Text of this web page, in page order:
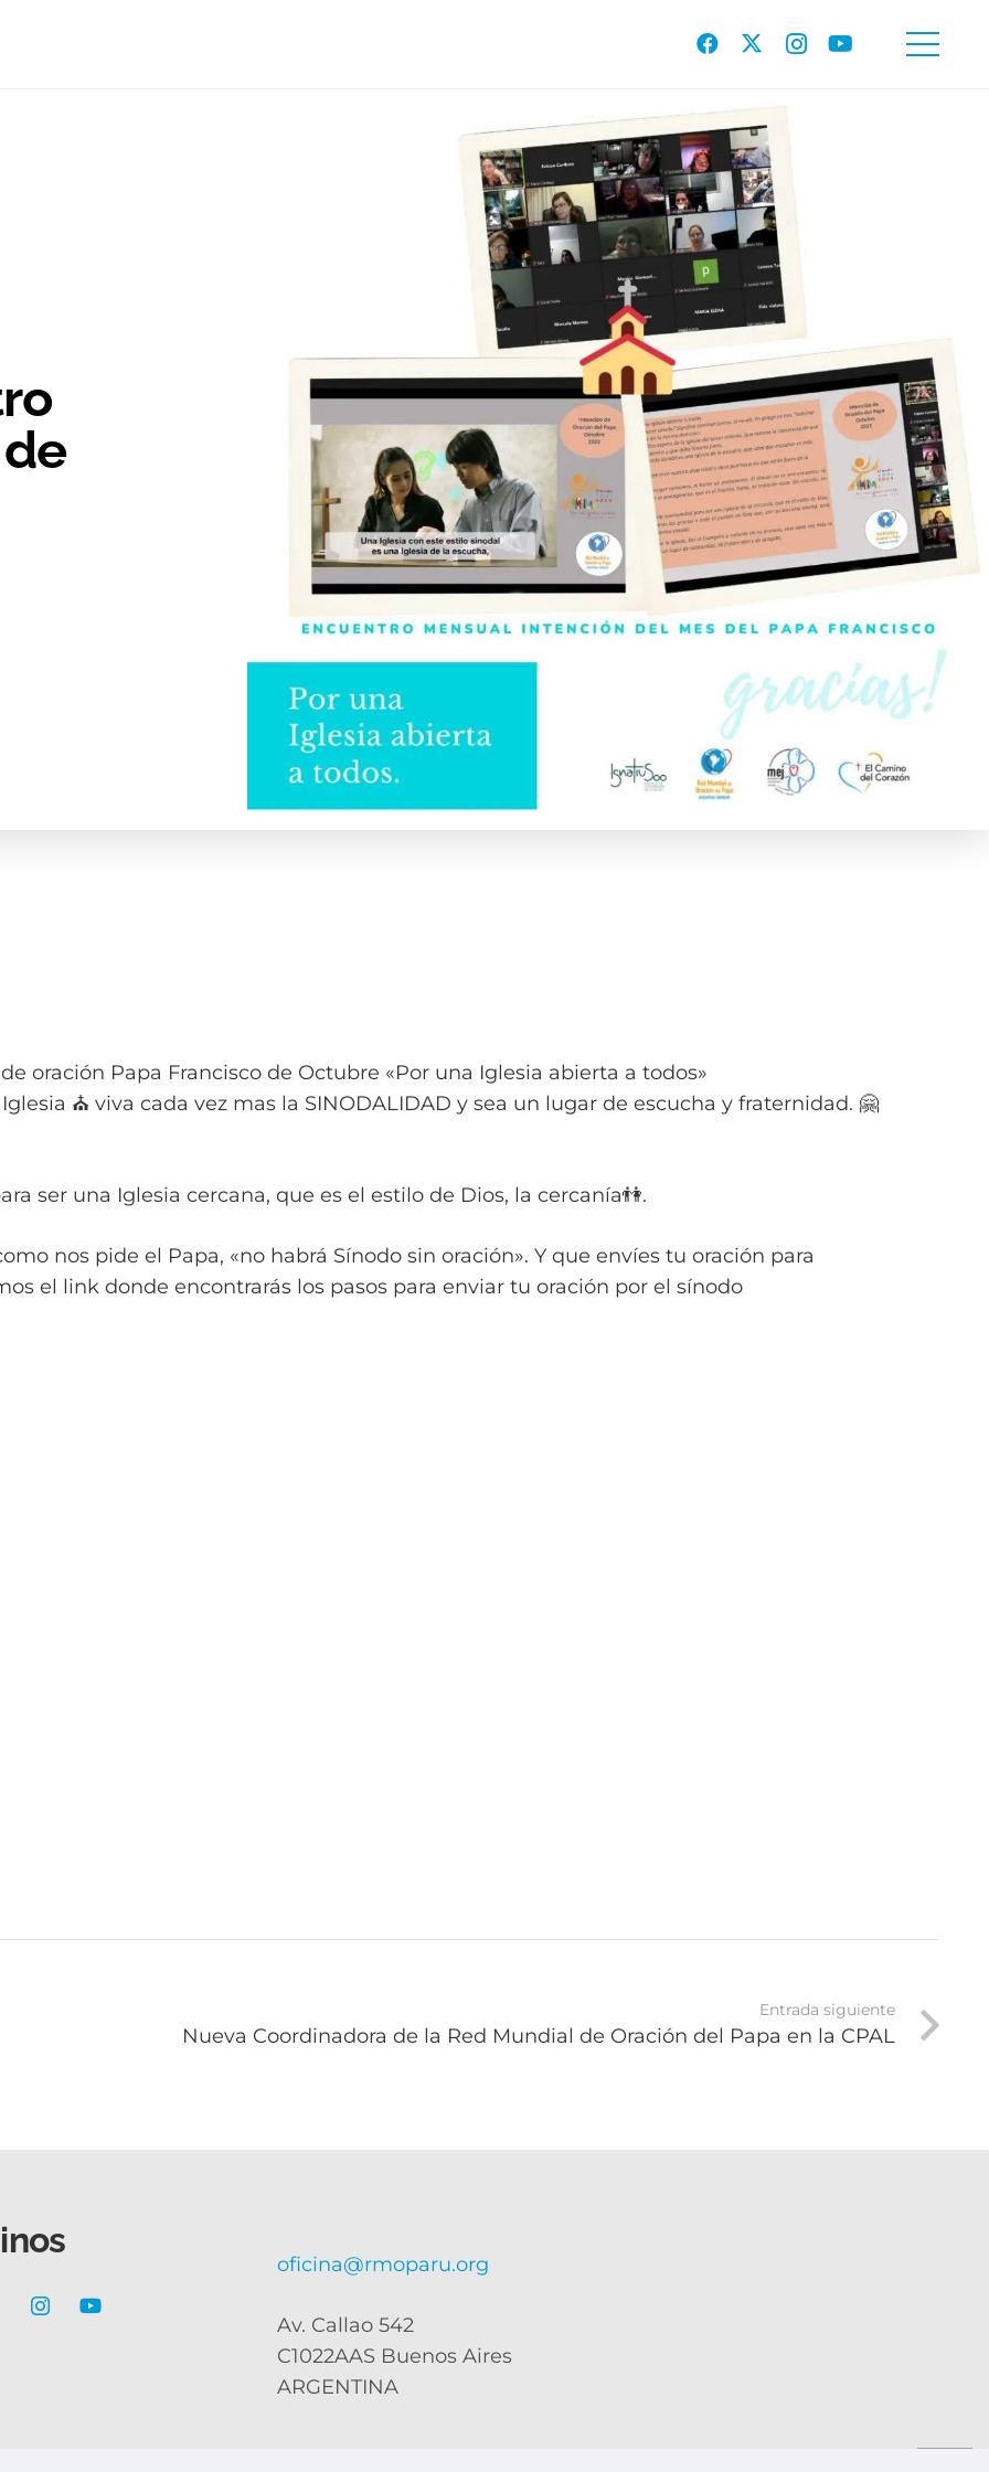
oración Papa Francisco de Octubre «Por una Iglesia abierta a todos»
⛪ viva cada vez mas la SINODALIDAD y sea un lugar de escucha y fraternidad. 🤗
ser una Iglesia cercana, que es el estilo de Dios, la cercanía👫.
nos pide el Papa, «no habrá Sínodo sin oración». Y que envíes tu oración para
el link donde encontrarás los pasos para enviar tu oración por el sínodo
Entrada siguiente
Nueva Coordinadora de la Red Mundial de Oración del Papa en la CPAL
oficina@rmoparu.org
Av. Callao 542
C1022AAS Buenos Aires
ARGENTINA